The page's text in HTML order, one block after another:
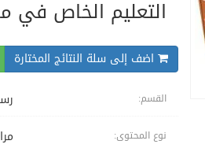
التعليم الخاص في
اضف إلى سلة النتائج المختارة
القسم:
نوع المحتوى: